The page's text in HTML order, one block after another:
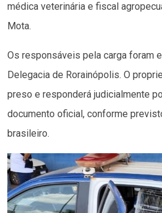
médica veterinária e fiscal
Mota.
Os responsáveis pela carga foram
Delegacia de Rorainópolis. O
preso e responderá judicialmente
documento oficial, conforme
brasileiro.